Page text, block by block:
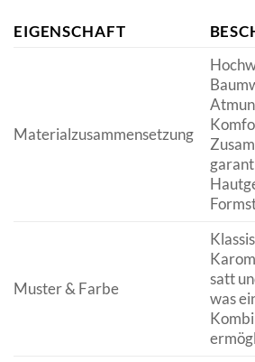
EIGENSCHAFT
Materialzusammensetzung
Muster & Farbe
satt
was